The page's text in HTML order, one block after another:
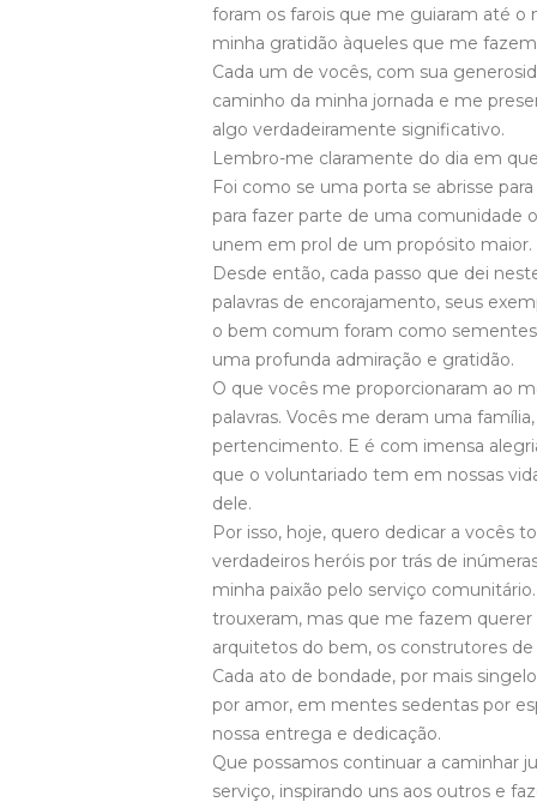
foram os farois que me guiaram até
minha gratidão àqueles que me
Cada um de vocês, com sua
caminho da minha jornada e me
algo verdadeiramente significativo.
Lembro-me claramente do dia em
Foi como se uma porta se abrisse
para fazer parte de uma comunidade
unem em prol de um propósito maior.
Desde então, cada passo que dei
palavras de encorajamento, seus
o bem comum foram como
uma profunda admiração e gratidão.
O que vocês me proporcionaram ao
palavras. Vocês me deram uma
pertencimento. E é com imensa
que o voluntariado tem em nossas
dele.
Por isso, hoje, quero dedicar a vocês
verdadeiros heróis por trás de
minha paixão pelo serviço
trouxeram, mas que me fazem
arquitetos do bem, os construtores
Cada ato de bondade, por mais
por amor, em mentes sedentas por
nossa entrega e dedicação.
Que possamos continuar a caminhar
serviço, inspirando uns aos outros e